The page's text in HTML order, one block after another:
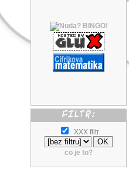
XXX filtr
co je to?